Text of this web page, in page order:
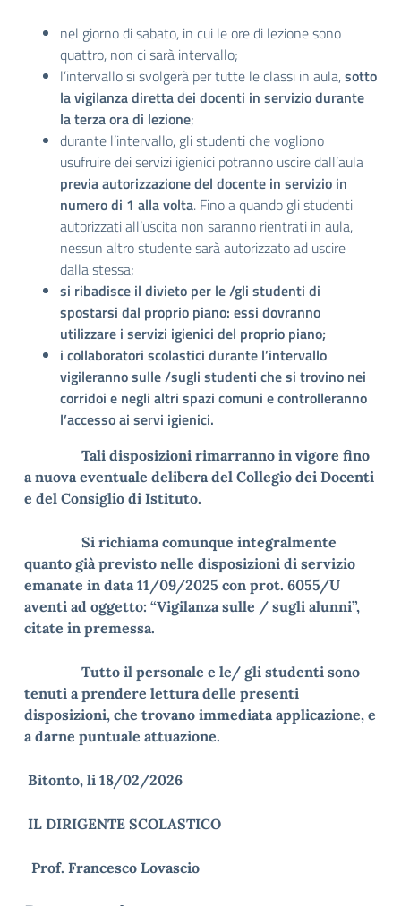
nel giorno di sabato, in cui le ore di lezione sono
quattro, non ci sarà intervallo;
l’intervallo si svolgerà per tutte le classi in aula,sotto
la vigilanza diretta dei docenti in servizio durante
la terza ora di lezione;
durante l’intervallo, gli studenti che vogliono
usufruire dei servizi igienici potranno uscire dall’aula
previa autorizzazione del docente in servizio in
numero di 1 alla volta. Fino a quando gli studenti
autorizzati all’uscita non saranno rientrati in aula,
nessun altro studente sarà autorizzato ad uscire
dalla stessa;
si ribadisce il divieto per le /gli studenti di
spostarsi dal proprio piano: essi dovranno
utilizzare i servizi igienici del proprio piano;
i collaboratori scolastici durante l’intervallo
vigileranno sulle /sugli studenti che si trovino nei
corridoi e negli altri spazi comuni e controlleranno
l’accesso ai servi igienici.
Tali disposizioni rimarranno in vigore fino
a nuova eventuale delibera del Collegio dei Docenti
e del Consiglio di Istituto.
Si richiama comunque integralmente
quanto già previsto nelle disposizioni di servizio
emanate in data 11/09/2025 con prot. 6055/U
aventi ad oggetto: “Vigilanza sulle / sugli alunni”,
citate in premessa.
Tutto il personale e le/ gli studenti sono
tenuti a prendere lettura delle presenti
disposizioni, che trovano immediata applicazione, e
a darne puntuale attuazione.
Bitonto, li 18/02/2026
IL DIRIGENTE SCOLASTICO
Prof. Francesco Lovascio